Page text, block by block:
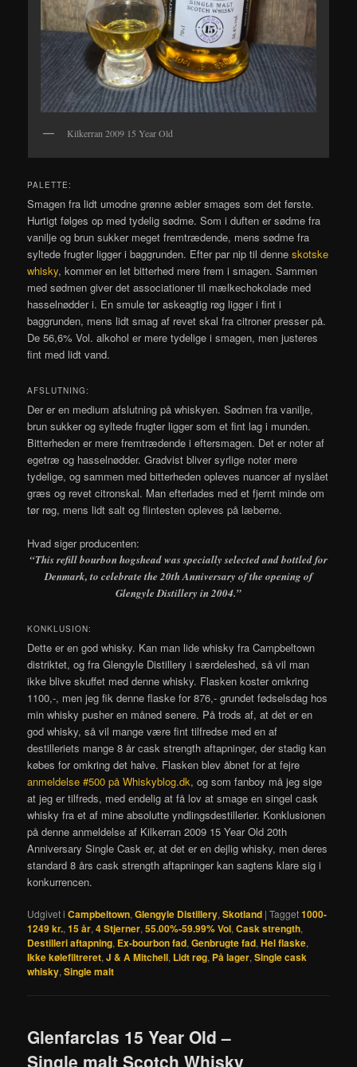
Kilkerran 2009 15 Year Old
PALETTE:
Smagen fra lidt umodne grønne æbler smages som det første.
Hurtigt følges op med tydelig sødme. Som i duften er sødme fra
vanilje og brun sukker meget fremtrædende, mens sødme fra
syltede frugter ligger i baggrunden. Efter par nip til denneskotske
whisky, kommer en let bitterhed mere frem i smagen. Sammen
med sødmen giver det associationer til mælkechokolade med
hasselnødder i. En smule tør askeagtig røg ligger i fint i
baggrunden, mens lidt smag af revet skal fra citroner presser på.
De 56,6% Vol. alkohol er mere tydelige i smagen, men justeres
fint med lidt vand.
AFSLUTNING:
Der er en medium afslutning på whiskyen. Sødmen fra vanilje,
brun sukker og syltede frugter ligger som et fint lag i munden.
Bitterheden er mere fremtrædende i eftersmagen. Det er noter af
egetræ og hasselnødder. Gradvist bliver syrlige noter mere
tydelige, og sammen med bitterheden opleves nuancer af nyslået
græs og revet citronskal. Man efterlades med et fjernt minde om
tør røg, mens lidt salt og flintesten opleves på læberne.
Hvad siger producenten:
“This refill bourbon hogshead was specially selected and bottled for
Denmark, to celebrate the 20th Anniversary of the opening of
Glengyle Distillery in 2004.”
KONKLUSION:
Dette er en god whisky. Kan man lide whisky fra Campbeltown
distriktet, og fra Glengyle Distillery i særdeleshed, så vil man
ikke blive skuffet med denne whisky. Flasken koster omkring
1100,-, men jeg fik denne flaske for 876,- grundet fødselsdag hos
min whisky pusher en måned senere. På trods af, at det er en
god whisky, så vil mange være fint tilfredse med en af
destilleriets mange 8 år cask strength aftapninger, der stadig kan
købes for omkring det halve. Flasken blev åbnet for at fejre
anmeldelse #500 på Whiskyblog.dk, og som fanboy må jeg sige
at jeg er tilfreds, med endelig at få lov at smage en singel cask
whisky fra et af mine absolutte yndlingsdestillerier. Konklusionen
på denne anmeldelse af Kilkerran 2009 15 Year Old 20th
Anniversary Single Cask er, at det er en dejlig whisky, men deres
standard 8 års cask strength aftapninger kan sagtens klare sig i
konkurrencen.
Udgivet i Campbeltown,Glengyle Distillery,Skotland |Tagget1000-
1249 kr.,15 år,4 Stjerner,55.00%-59.99% Vol,Cask strength,
Destilleri aftapning, Ex-bourbon fad,Genbrugte fad,Hel flaske,
Ikke kølefiltreret,J & A Mitchell, Lidt røg, På lager,Single cask
whisky,Single malt
Glenfarclas 15 Year Old –
Single malt Scotch Whisky